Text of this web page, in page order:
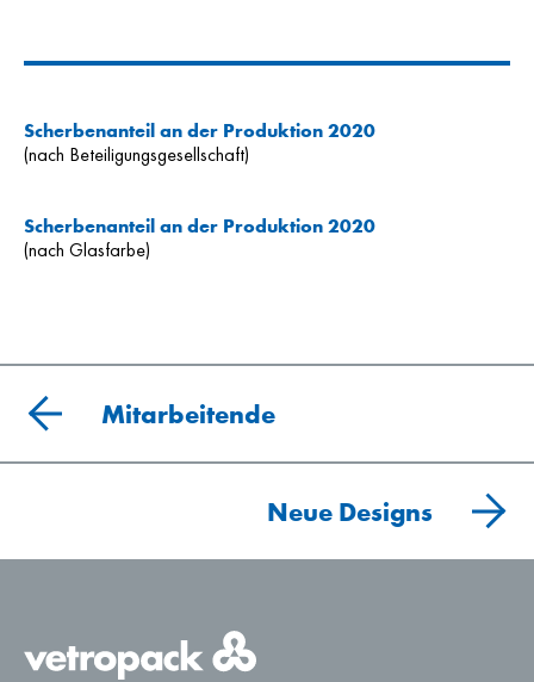
Scherbenanteil an der Produktion 2020
(nach Beteiligungsgesellschaft)
Scherbenanteil an der Produktion 2020
(nach Glasfarbe)
Mitarbeitende
Neue Designs